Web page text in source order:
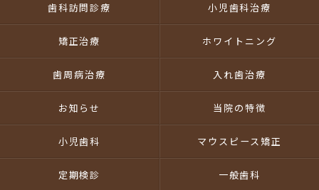
歯科訪問診療 小児歯科治療
矯正治療 ホワイトニング
歯周病治療 入れ歯治療
お知らせ 当院の特徴
小児歯科 マウスピース矯正
定期検診 一般歯科